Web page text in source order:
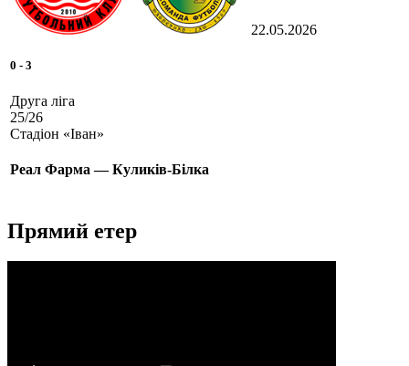
22.05.2026
0 - 3
Друга ліга
25/26
Стадіон «Іван»
Реал Фарма — Куликів-Білка
Прямий етер